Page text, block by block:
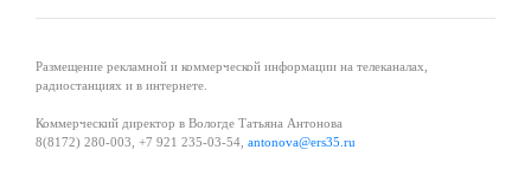
Размещение рекламной и коммерческой информации на телеканалах,
радиостанциях и в интернете.
Коммерческий директор в Вологде Татьяна Антонова
8(8172) 280-003, +7 921 235-03-54, antonova@ers35.ru